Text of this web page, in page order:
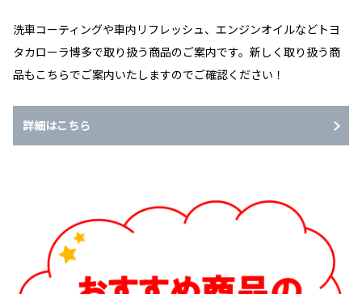
洗車コーティングや車内リフレッシュ、エンジンオイルなどトヨ
タカローラ博多で取り扱う商品のご案内です。新しく取り扱う商
品もこちらでご案内いたしますのでご確認ください！
詳細はこちら